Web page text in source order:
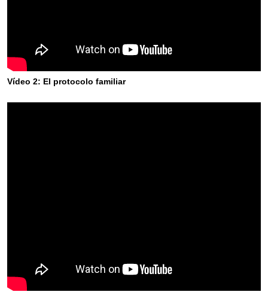
Vídeo 2: El protocolo familiar